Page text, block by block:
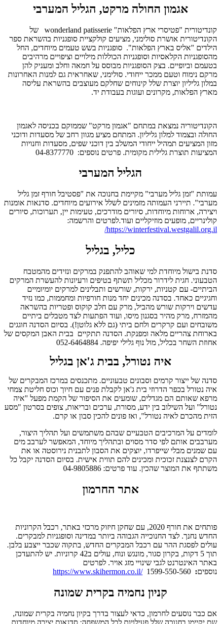
אגמון החולה מרקט, הגליל המערבי
קונדיטורית "פטיסרי ארץ הפלאות" wonderland patisserie של
הקונדיטורית אושרת סולימני, מציעים קולקציית סופגניות בהשראת ספר
הילדים "אליס בארץ הפלאות". סופגניות בשש טעמים מיוחדים, החל
מהסופגניות הקלאסיות וסופגניות הכוללות מילויים וציפויים מרהיבים
בטעמם וביופיים. בצק הסופגניות מבוסס על חמאה וחלב ומעניק להן
מרקם נימוח וטעם ממכר ייחודי. סולימני, שאחראית גם למנות האחרונות
במלון גליליון יוצרת שלל קינוחים שחלקם מעוצבים בהשראת עליסה
מארץ הפלאות, מקרונים ועוגות בעבודת יד.
הקונדיטוריה נמצאת במתחם "אגמון מרקט" שממוקם בכניסה לאגמון
החולה ובצמוד למלון גליליון. המתחם מציע מגוון רחב של מסעדות ודוכני
מזון המציעים תמהיל ייחודי המשלב בין דוכני שפים, מסעדות וחנויות
המציעות תוצרת גלילית מקומית. פרטים נוספים: 04-8377770
הגליל המערבי
עמותת "זמן גליל מערבי" מקיימת בחנוכה את "פסטיבל חורף זמן גליל
מערבי". תיירני העמותה מזמינים לשלל אירועים מיוחדים. סדנאות אומנות
ויצירה, ארוחות מיוחדות, סיורים מודרכים, טעימות יין, תערוכות, סיורים
קולינריים, מופעים מוזיקליים ועוד.לפרטים והרשמה:
https://winterfestival.westgalil.org.il/
כליל, בגליל
סדנת בישול מיוחדת למי שאוהב להתפנק במרקים ונזידים מהמטבח
הטבעוני. חגית לידרור מכליל תשתף בטיפים ורעיונות להעשרת המרקים
הביתיים- עם קטניות, ירקות, שורשים ותבלינים למרקים יומיומיים
וחגיגיים כאחד. בסדנה מכינים יחד מנות חורפיות ומחממות, כמו נזיד
עדשים וירקות שורש מהביל, מרק עם חלב קוקוס ופטריות בהשראה
מהמזרח, מרק מהיר בסגנון מיסו, ועוד הפתעות לצד מטבלים ביתיים
משובחים ועם קרקרים ולחם ביתי (גם ללא גלוטן!). בסיום הסדנה חוגגים
בארוחת צהריים מלאה ומפנקת. הסדנה תתקיים בבית האבן המקסים של
אחוזת השחר בכליל, מול נוף גלילי יפיפה. 052-6464884
איה נטורל, בבית ג'אן בגליל
סדנה של ייצור קרמים וסבונים טבעוניים. מתכנסים במרכז המבקרים של
איה נטורל בכפר הדרוזי בית ג'אן לקבלת פנים עם חיוך וכוס חליטת צמחי
מרפא שאותם הם מגדלים, שומעים את הסיפור של הקמת מפעל "איה
נטורל" ועל השילוב בין ידע, מסורת, ערכים ובריאות, צופים בסרטון "מסע
הזית מהכרם לאיה נטורל", ואז פונים להכין סבון או קרם.
לומדים על המרכיבים הטבעיים שבהם משתמשים ועל תהליך היצור,
מערבבים אותם לפי סדר מסוים ובתהליך מיוחד, המאפשר לערבב מים
עם שמנים מבלי שייפרדו, יוצקים את הסבון לתבנית נירוסטה או את
הקרם לצנצנת זכוכית ומכינים להם תווית אישית. בסיום הסדנה יקבל כל
משתתף את המוצר שהכין. עוד פרטים: 04-9805886
אתר החרמון
פותחים את חורף 2020, עם שחקן חיזוק מרכזי באתר, רכבל הקרוניות
החדש נחנך. לצד החנוכייה הגבוהה ביותר במדינה וסופגניות למבקרים.
עולים לפסגת ההר עם רכבל המבקרים החדש, בתקוה שכבר ייצבע בלבן.
תוך 5 דקות, בקרון סגור, מונגש ונוח, עולים ב42 קרוניות. יש להתעדכן
באתר האינטרנט לגבי שינויי מזג אויר. לפרטים
נוספים:
https://www.skihermon.co.il/1599-550-560
קניון נחמיה בקרית שמונה
אם כבר נוסעים לחרמון, כדאי לעצור בדרך בקיון נחמיה בקרית שמונה,
שם יקיימו בחנוכה שלל פעילויות לכל המשפחה: סדנאות יצירה מיוחדות,